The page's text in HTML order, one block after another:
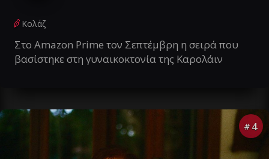
Κολάζ
Στο Amazon Prime τον Σεπτέμβρη η σειρά που
βασίστηκε στη γυναικοκτονία της Καρολάιν
# 4